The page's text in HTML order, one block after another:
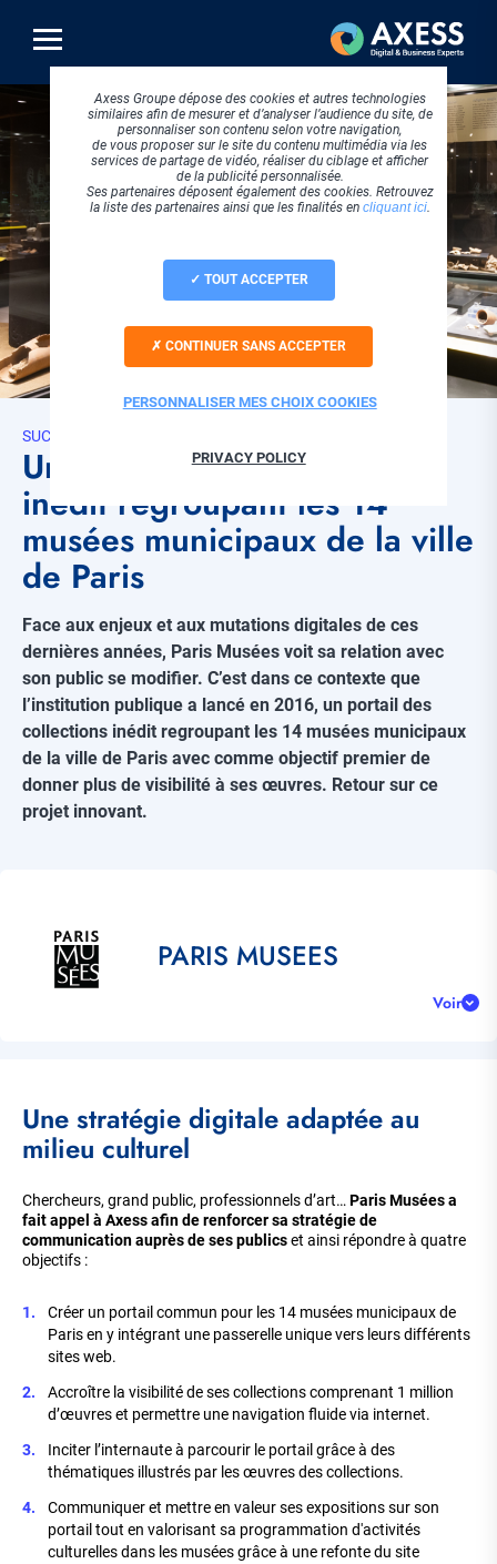
contenu
principal
SUCCESS STORIES
Un portail des collections
inédit regroupant les 14
musées municipaux de la ville
de Paris
Face aux enjeux et aux mutations digitales de ces
dernières années, Paris Musées voit sa relation avec
son public se modifier. C’est dans ce contexte que
l’institution publique a lancé en 2016, un portail des
collections inédit regroupant les 14 musées municipaux
de la ville de Paris avec comme objectif premier de
donner plus de visibilité à ses œuvres. Retour sur ce
projet innovant.
Title
PARIS MUSEES
Voir
de
la
page
Une stratégie digitale adaptée au
milieu culturel
Chercheurs, grand public, professionnels d’art…Paris Musées a
fait appel à Axess afin de renforcer sa stratégie de
communicationauprès de ses publicset ainsi répondre à quatre
objectifs :
Créer un portail commun pour les 14 musées municipaux de
Paris en y intégrant une passerelle unique vers leurs différents
sites web.
Accroître la visibilité de ses collections comprenant 1 million
d’œuvres et permettre une navigation fluide via internet.
Inciter l’internaute à parcourir le portail grâce à des
thématiques illustrés par les œuvres des collections.
Communiquer et mettre en valeur ses expositions sur son
portail tout en valorisant sa programmation d'activités
culturelles dans les musées grâce à une refonte du site
Axess Groupe dépose des cookies et autres technologies
similaires afin de mesurer et d’analyser l’audience du site, de
personnaliser son contenu selon votre navigation,
de vous proposer sur le site du contenu multimédia via les
services de partage de vidéo, réaliser du ciblage et afficher
de la publicité personnalisée.
Ses partenaires déposent également des cookies. Retrouvez
la liste des partenaires ainsi que les finalités en cliquant ici.
TOUT ACCEPTER
CONTINUER SANS ACCEPTER
PERSONNALISER MES CHOIX COOKIES
PRIVACY POLICY